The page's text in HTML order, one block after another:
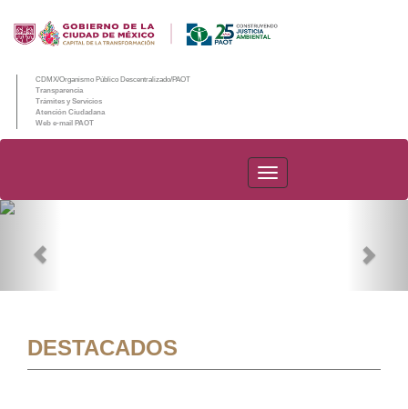
CDMX/Organismo Público Descentralizado/PAOT
Transparencia
Trámites y Servicios
Atención Ciudadana
Web e-mail PAOT
PAOT
DESTACADOS